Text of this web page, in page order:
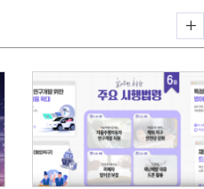
소
식
그
림
더
보